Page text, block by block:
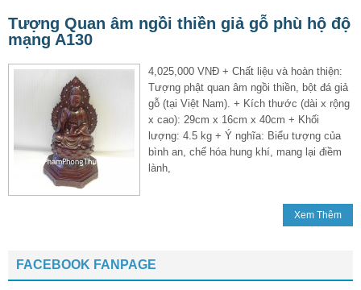
Tượng Quan âm ngồi thiền giả gỗ phù hộ độ
mạng A130
4,025,000 VNĐ + Chất liệu và hoàn thiện:
Tượng phật quan âm ngồi thiền, bột đá giả
gỗ (tại Việt Nam). + Kích thước (dài x rộng
x cao): 29cm x 16cm x 40cm + Khối
lượng: 4.5 kg + Ý nghĩa: Biểu tượng của
bình an, chế hóa hung khí, mang lại điềm
lành,
Xem Thêm
FACEBOOK FANPAGE